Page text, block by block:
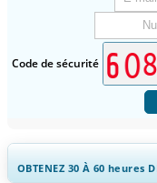
Code de sécurité
OBTENEZ 30 À 60heures